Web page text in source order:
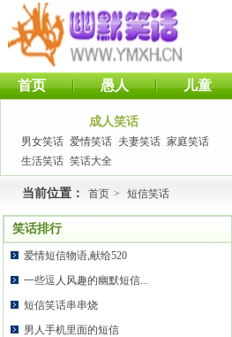
首页 愚人 儿童
成人笑话
男女笑话 爱情笑话 夫妻笑话 家庭笑话
生活笑话 笑话大全
当前位置： 首页 > 短信笑话
笑话排行
爱情短信物语,献给520
一些逗人风趣的幽默短信...
短信笑话串串烧
男人手机里面的短信